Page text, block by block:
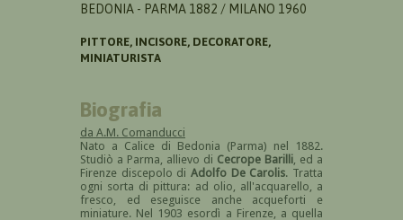
BEDONIA - PARMA 1882 / MILANO 1960
PITTORE, INCISORE, DECORATORE,
MINIATURISTA
Biografia
da A.M. Comanducci
Nato a Calice di Bedonia (Parma) nel 1882.
Studiò a Parma, allievo di Cecrope Barilli , ed a
Firenze discepolo di Adolfo De Carolis. Tratta
ogni sorta di pittura: ad olio, all'acquarello, a
fresco, ed eseguisce anche acqueforti e
miniature. Nel 1903 esordì a Firenze, a quella